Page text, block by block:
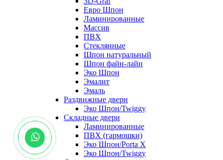
Евро Шпон
Ламинированные
Массив
ПВХ
Стеклянные
Шпон натуральный
Шпон файн-лайн
Эко Шпон
Эмалит
Эмаль
Раздвижные двери
Эко Шпон/Twiggy
Складные двери
Ламинированные
ПВХ (гармошки)
Эко Шпон/Porta X
Эко Шпон/Twiggy